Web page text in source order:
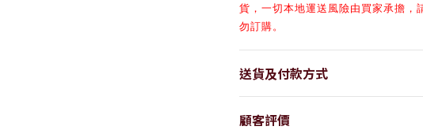
貨，一切本地運送風險由買家承擔，
勿訂購。
送貨及付款方式
顧客評價